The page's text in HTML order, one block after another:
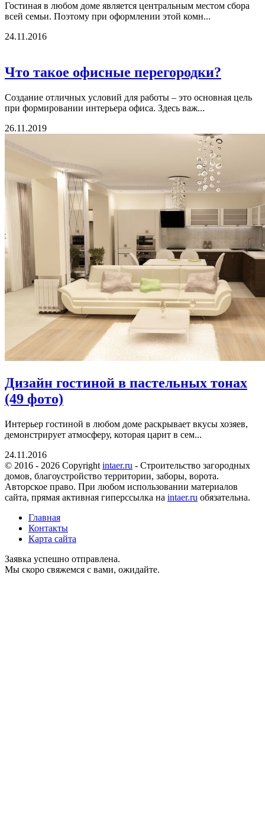
Гостиная в любом доме является центральным местом сбора
всей семьи. Поэтому при оформлении этой комн...
24.11.2016
Что такое офисные перегородки?
Создание отличных условий для работы – это основная цель
при формировании интерьера офиса. Здесь важ...
26.11.2019
Дизайн гостиной в пастельных тонах
(49 фото)
Интерьер гостиной в любом доме раскрывает вкусы хозяев,
демонстрирует атмосферу, которая царит в сем...
24.11.2016
© 2016 - 2026 Copyright intaer.ru - Cтроительство загородных
домов, благоустройство территории, заборы, ворота.
Авторское право. При любом использовании материалов
сайта, прямая активная гиперссылка на intaer.ru обязательна.
Главная
Контакты
Карта сайта
Заявка успешно отправлена.
Мы скоро свяжемся с вами, ожидайте.